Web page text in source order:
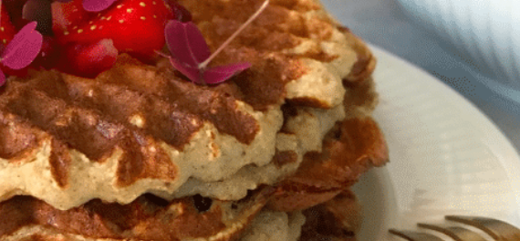
GLUTENFRIE BOLLER
(E-BOG)
55,00KR.
KØB